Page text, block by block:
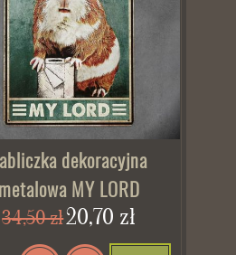
dekoracyjna
MY LORD
34,50 zł20,70 zł